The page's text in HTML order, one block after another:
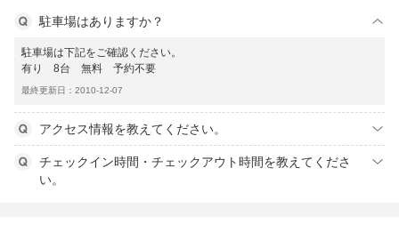
駐車場はありますか？
駐車場は下記をご確認ください。
有り 8台 無料 予約不要
最終更新日：2010-12-07
アクセス情報を教えてください。
チェックイン時間・チェックアウト時間を教えてくださ
い。